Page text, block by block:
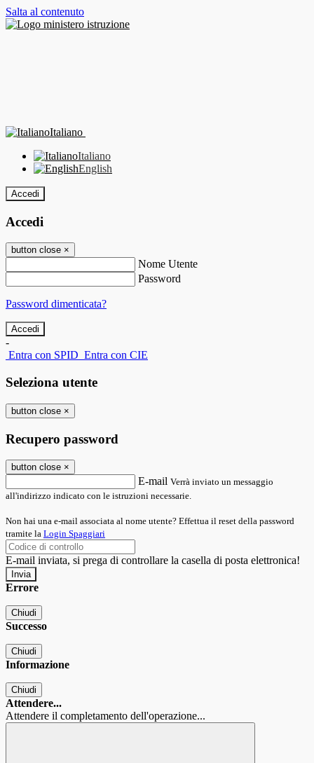
Salta al contenuto
Italiano
Italiano
English
Accedi
Accedi
button close ×
Nome Utente
Password
Password dimenticata?
-
Entra con SPID Entra con CIE
Seleziona utente
button close ×
Recupero password
button close ×
E-mail Verrà inviato un messaggio
all'indirizzo indicato con le istruzioni necessarie.
Non hai una e-mail associata al nome utente? Effettua il reset della password
tramite la Login Spaggiari
E-mail inviata, si prega di controllare la casella di posta elettronica!
Errore
Chiudi
Successo
Chiudi
Informazione
Chiudi
Attendere...
Attendere il completamento dell'operazione...